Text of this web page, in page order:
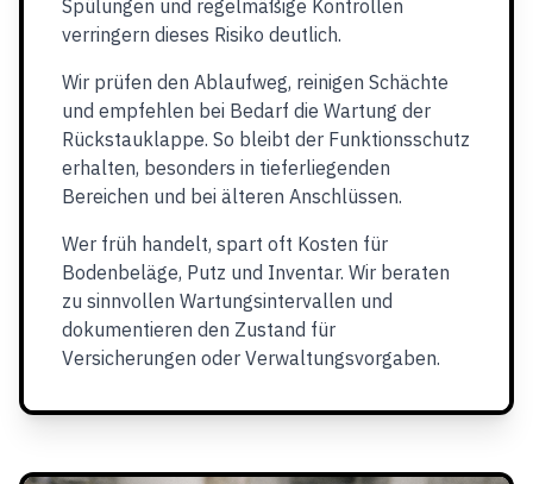
Spülungen und regelmäßige Kontrollen
verringern dieses Risiko deutlich.
Wir prüfen den Ablaufweg, reinigen Schächte
und empfehlen bei Bedarf die Wartung der
Rückstauklappe. So bleibt der Funktionsschutz
erhalten, besonders in tieferliegenden
Bereichen und bei älteren Anschlüssen.
Wer früh handelt, spart oft Kosten für
Bodenbeläge, Putz und Inventar. Wir beraten
zu sinnvollen Wartungsintervallen und
dokumentieren den Zustand für
Versicherungen oder Verwaltungsvorgaben.